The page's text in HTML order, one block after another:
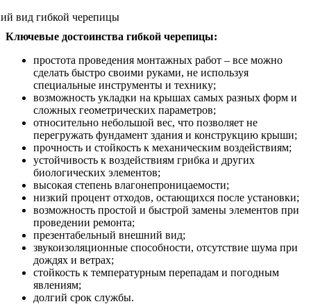
Ключевые достоинства гибкой черепицы:
простота проведения монтажных работ – все можно
сделать быстро своими руками, не используя
специальные инструменты и технику;
возможность укладки на крышах самых разных форм и
сложных геометрических параметров;
относительно небольшой вес, что позволяет не
перегружать фундамент здания и конструкцию крыши;
прочность и стойкость к механическим воздействиям;
устойчивость к воздействиям грибка и других
биологических элементов;
высокая степень влагонепроницаемости;
низкий процент отходов, остающихся после установки;
возможность простой и быстрой замены элементов при
проведении ремонта;
презентабельный внешний вид;
звукоизоляционные способности, отсутствие шума при
дождях и ветрах;
стойкость к температурным перепадам и погодным
явлениям;
долгий срок службы.